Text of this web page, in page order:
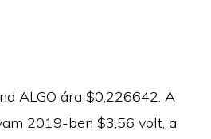
ALGO ára $0,226642. A
2019-ben $3,56 volt, a